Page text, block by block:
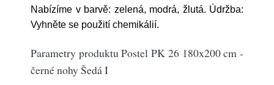
Nabízíme v barvě: zelená, modrá, žlutá. Údržba:
Vyhněte se použití chemikálií.
Parametry produktu Postel PK 26 180x200 cm -
černé nohy Šedá I